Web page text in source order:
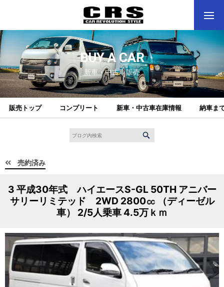
BUY A CAR
新車・中古車販売
販売トップ コンプリート 新車・中古車在庫情報 納車ま
売約済み
3 平成30年式 ハイエースS-GL 50TH アニバー
サリーリミテッド 2WD 2800㏄ （ディーゼル
車） 2/5人乗車 4.5万ｋｍ